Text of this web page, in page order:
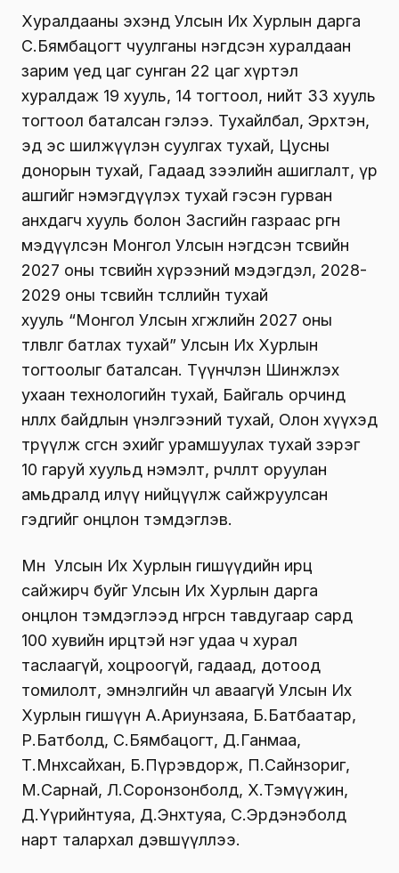
Хуралдааны эхэнд Улсын Их Хурлын дарга
С.Бямбацогт чуулганы нэгдсэн хуралдаан
зарим үед цаг сунган 22 цаг хүртэл
хуралдаж 19 хууль, 14 тогтоол, нийт 33 хууль
тогтоол баталсан гэлээ. Тухайлбал, Эрхтэн,
эд эс шилжүүлэн суулгах тухай, Цусны
донорын тухай, Гадаад зээлийн ашиглалт, үр
ашгийг нэмэгдүүлэх тухай гэсэн гурван
анхдагч хууль болон Засгийн газраас өргөн
мэдүүлсэн Монгол Улсын нэгдсэн төсвийн
2027 оны төсвийн хүрээний мэдэгдэл, 2028-
2029 оны төсвийн төсөөллийн тухай
хууль “Монгол Улсын хөгжлийн 2027 оны
төлөвлөгөө батлах тухай” Улсын Их Хурлын
тогтоолыг баталсан. Түүнчлэн Шинжлэх
ухаан технологийн тухай, Байгаль орчинд
нөлөөлөх байдлын үнэлгээний тухай, Олон хүүхэд
төрүүлж өсгөсөн эхийг урамшуулах тухай зэрэг
10 гаруй хуульд нэмэлт, өөрчлөлт оруулан
амьдралд илүү нийцүүлж сайжруулсан
гэдгийг онцлон тэмдэглэв.
Мөн Улсын Их Хурлын гишүүдийн ирц
сайжирч буйг Улсын Их Хурлын дарга
онцлон тэмдэглээд өнгөрсөн тавдугаар сард
100 хувийн ирцтэй нэг удаа ч хурал
таслаагүй, хоцроогүй, гадаад, дотоод
томилолт, эмнэлгийн чөлөө аваагүй Улсын Их
Хурлын гишүүн А.Ариунзаяа, Б.Батбаатар,
Р.Батболд, С.Бямбацогт, Д.Ганмаа,
Т.Мөнхсайхан, Б.Пүрэвдорж, П.Сайнзориг,
М.Сарнай, Л.Соронзонболд, Х.Тэмүүжин,
Д.Үүрийнтуяа, Д.Энхтуяа, С.Эрдэнэболд
нарт талархал дэвшүүллээ.